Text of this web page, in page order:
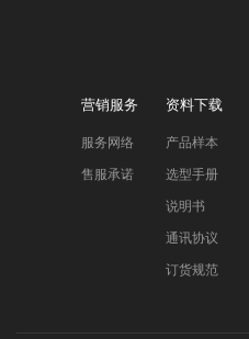
营销服务
服务网络
售服承诺
资料下载
产品样本
选型手册
说明书
通讯协议
订货规范